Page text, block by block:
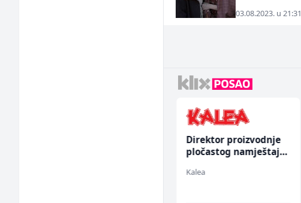
03.08.2023. u 21:31
Direktor proizvodnje
pločastog namještaja
Kalea